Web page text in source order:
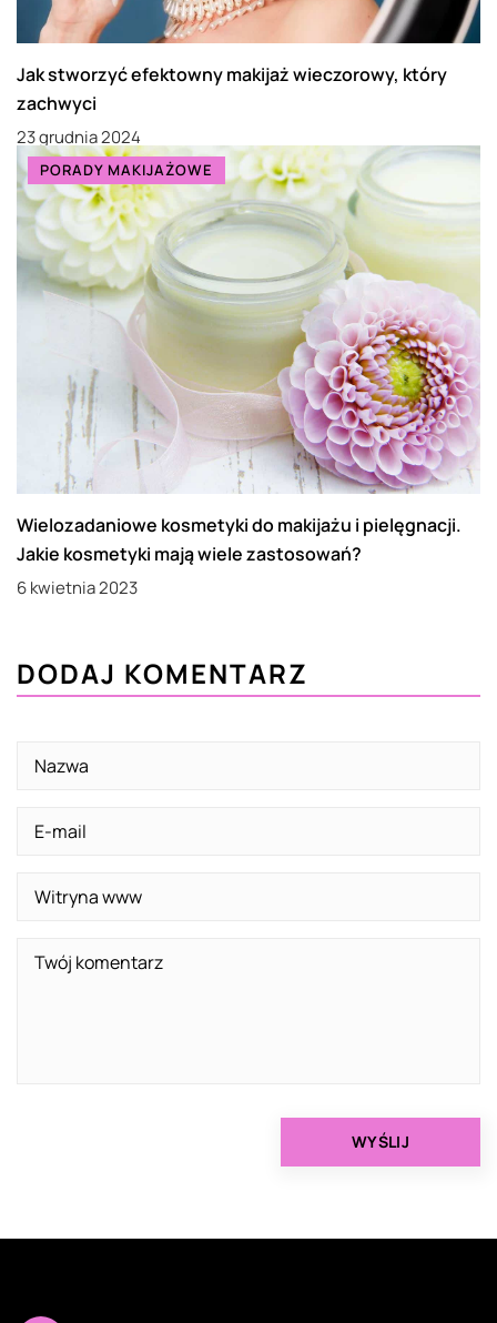
Jak stworzyć efektowny makijaż wieczorowy, który
zachwyci
23 grudnia 2024
PORADY MAKIJAŻOWE
Wielozadaniowe kosmetyki do makijażu i pielęgnacji.
Jakie kosmetyki mają wiele zastosowań?
6 kwietnia 2023
DODAJ KOMENTARZ